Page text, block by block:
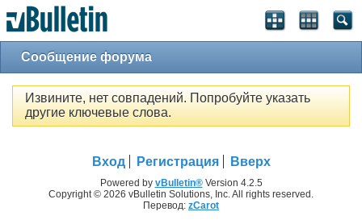
Сообщение форума
Извините, нет совпадений. Попробуйте указать
другие ключевые слова.
Вход Регистрация Вверх
Powered by vBulletin®Version 4.2.5
Copyright © 2026 vBulletin Solutions, Inc. All rights reserved.
Перевод: zCarot